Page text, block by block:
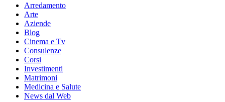
Arredamento
Arte
Aziende
Blog
Cinema e Tv
Consulenze
Corsi
Investimenti
Matrimoni
Medicina e Salute
News dal Web